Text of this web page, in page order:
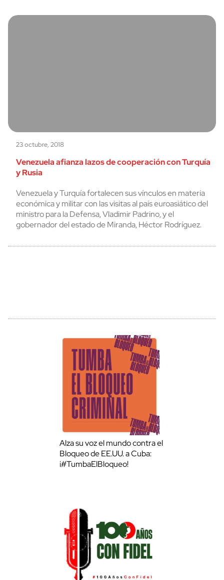
23 octubre, 2018
Venezuela afianza lazos de cooperación con Turquía
y Rusia
Venezuela y Turquía fortalecen sus vínculos en materia
económica y militar con las visitas al país euroasiático del
ministro para la Defensa, Vladimir Padrino, y el
gobernador del estado de Miranda, Héctor Rodríguez.
Alza su voz el mundo contra el
Bloqueo de EE.UU. a Cuba:
¡#TumbaElBloqueo!